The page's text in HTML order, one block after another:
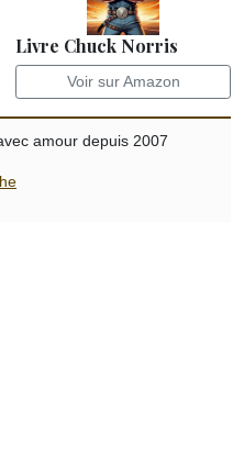
Livre Chuck Norris
Voir sur Amazon
amour depuis 2007